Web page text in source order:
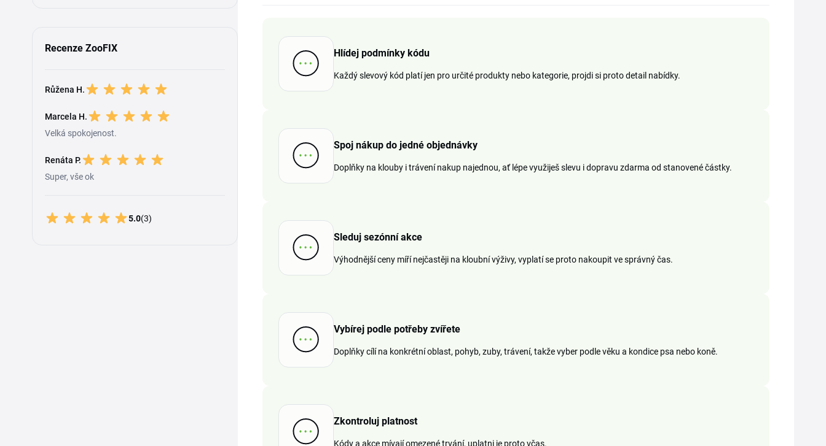
Recenze ZooFIX
Růžena H.
Marcela H.
Velká spokojenost.
Renáta P.
Super, vše ok
5.0(3)
Hlídej podmínky kódu
Každý slevový kód platí jen pro určité produkty nebo kategorie, projdi si proto detail nabídky.
Spoj nákup do jedné objednávky
Doplňky na klouby i trávení nakup najednou, ať lépe využiješ slevu i dopravu zdarma od stanovené částky.
Sleduj sezónní akce
Výhodnější ceny míří nejčastěji na kloubní výživy, vyplatí se proto nakoupit ve správný čas.
Vybírej podle potřeby zvířete
Doplňky cílí na konkrétní oblast, pohyb, zuby, trávení, takže vyber podle věku a kondice psa nebo koně.
Zkontroluj platnost
Kódy a akce mívají omezené trvání, uplatni je proto včas.